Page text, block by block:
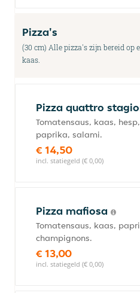
Pizza's
(30 cm) Alle pizza's zijn bereid op
kaas.
Pizza quattro
Tomatensaus, kaas,
paprika, salami.
€ 14,50
incl. statiegeld (€ 0,00)
Pizza mafiosa
Tomatensaus, kaas,
champignons.
€ 13,00
incl. statiegeld (€ 0,00)